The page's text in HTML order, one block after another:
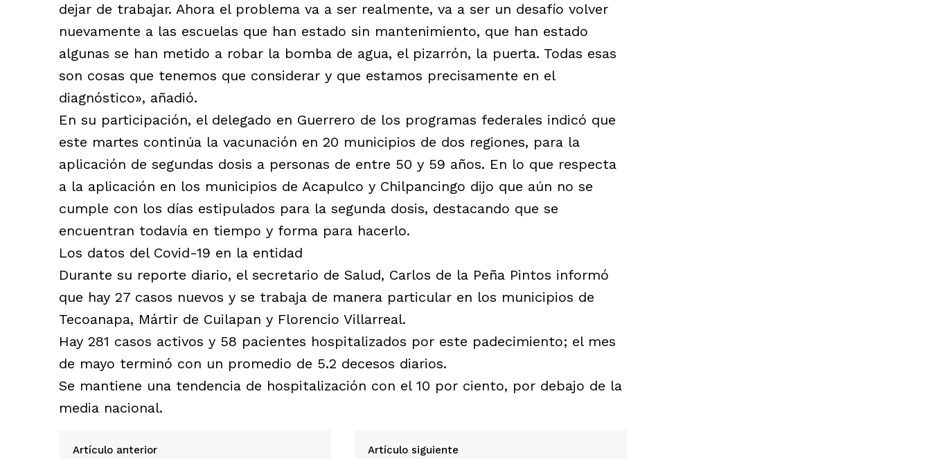
dejar de trabajar. Ahora el problema va a ser realmente, va a ser un desafío volver
nuevamente a las escuelas que han estado sin mantenimiento, que han estado
algunas se han metido a robar la bomba de agua, el pizarrón, la puerta. Todas esas
son cosas que tenemos que considerar y que estamos precisamente en el
diagnóstico», añadió.
En su participación, el delegado en Guerrero de los programas federales indicó que
este martes continúa la vacunación en 20 municipios de dos regiones, para la
aplicación de segundas dosis a personas de entre 50 y 59 años. En lo que respecta
a la aplicación en los municipios de Acapulco y Chilpancingo dijo que aún no se
cumple con los días estipulados para la segunda dosis, destacando que se
encuentran todavía en tiempo y forma para hacerlo.
Los datos del Covid-19 en la entidad
Durante su reporte diario, el secretario de Salud, Carlos de la Peña Pintos informó
que hay 27 casos nuevos y se trabaja de manera particular en los municipios de
Tecoanapa, Mártir de Cuilapan y Florencio Villarreal.
Hay 281 casos activos y 58 pacientes hospitalizados por este padecimiento; el mes
de mayo terminó con un promedio de 5.2 decesos diarios.
Se mantiene una tendencia de hospitalización con el 10 por ciento, por debajo de la
media nacional.
Artículo anterior Artículo siguiente